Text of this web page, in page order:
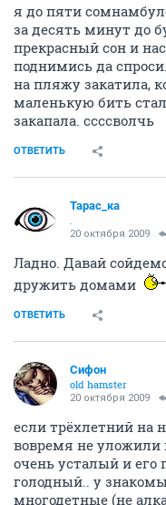
я до пяти
за десять минут до
прекрасный сон и
поднимись да
на пляжу закатила,
маленькую бить
закапала. ссссволчь
ОТВЕТИТЬ
Тарас_ка
20 октября 2009
Ладно. Давай
дружить домами
ОТВЕТИТЬ
Сифон
old hamster
20 октября 2009
если трёхлетний на
вовремя не уложили
очень усталый и его
голодный.. у
многодетные (не